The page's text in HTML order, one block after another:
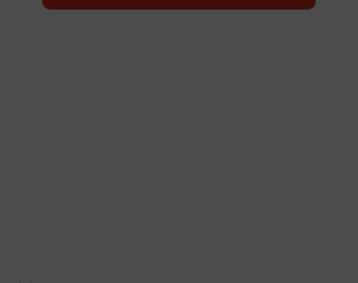
るようですが･･･。動画には14万超のいいねがついたほか、